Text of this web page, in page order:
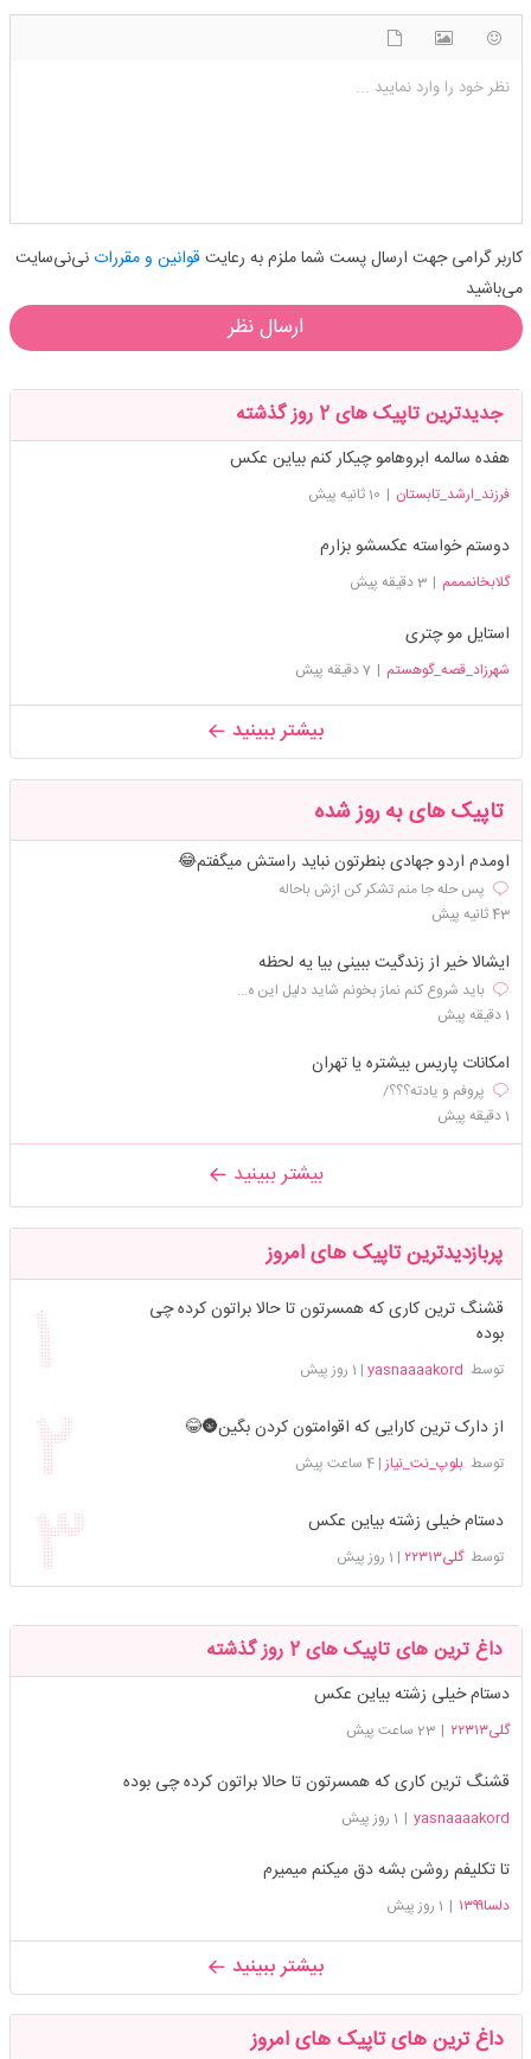
نظر خود را وارد نمایید ...
کاربر گرامی جهت ارسال پست شما ملزم به رعایت قوانین و مقرراتنی‌نی‌سایت
می‌باشید
ارسال نظر
جدیدترین تاپیک های 2 روز گذشته
هفده سالمه ابروهامو چیکار کنم بیاین عکس
فرزند_ارشد_تابستان | 10 ثانیه پیش
دوستم خواسته عکسشو بزارم
گلابخانمممم | 3 دقیقه پیش
استایل مو چتری
شهرزاد_قصه_گوهستم | 7 دقیقه پیش
بیشتر ببینید
تاپیک های به روز شده
اومدم اردو‌ جهادی بنطرتون نباید راستش میگفتم😂
پس حله جا منم تشکر کن ازش باحاله
43 ثانیه پیش
ایشالا خیر از زندگیت ببینی بیا یه لحظه
باید شروع کنم نماز بخونم شاید دلیل این ه...
1 دقیقه پیش
امکانات پاریس بیشتره یا تهران
پروفم و یادته؟؟؟/
1 دقیقه پیش
بیشتر ببینید
پربازدیدترین تاپیک های امروز
قشنگ ترین کاری که همسرتون تا حالا براتون کرده چی
بوده
توسط yasnaaaakord
| 1 روز پیش
از دارک ترین کارایی که اقوامتون کردن بگین🌚😂
توسطبلوپ_نت_نیاز|4 ساعت پیش
دستام خیلی زشته بیاین عکس
توسطگلی۲۲۳۱۳ | 1 روز پیش
داغ ترین های تاپیک های 2 روز گذشته
دستام خیلی زشته بیاین عکس
گلی۲۲۳۱۳ | 23 ساعت پیش
قشنگ ترین کاری که همسرتون تا حالا براتون کرده چی بوده
yasnaaaakord
| 1 روز پیش
تا تکلیفم روشن بشه دق میکنم میمیرم
دلسا۱۳۹۹ | 1 روز پیش
بیشتر ببینید
داغ ترین های تاپیک های امروز